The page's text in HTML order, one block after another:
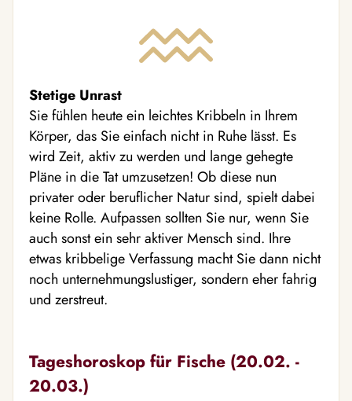
Stetige Unrast
Sie fühlen heute ein leichtes Kribbeln in Ihrem
Körper, das Sie einfach nicht in Ruhe lässt. Es
wird Zeit, aktiv zu werden und lange gehegte
Pläne in die Tat umzusetzen! Ob diese nun
privater oder beruflicher Natur sind, spielt dabei
keine Rolle. Aufpassen sollten Sie nur, wenn Sie
auch sonst ein sehr aktiver Mensch sind. Ihre
etwas kribbelige Verfassung macht Sie dann nicht
noch unternehmungslustiger, sondern eher fahrig
und zerstreut.
Tageshoroskop für Fische (20.02. -
20.03.)